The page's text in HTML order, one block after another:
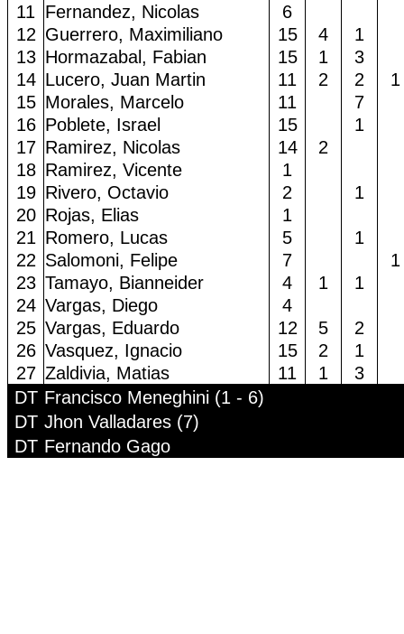
11 Fernandez, Nicolas
6
12 Guerrero, Maximiliano 15 4
1
13 Hormazabal, Fabian 15 1
3
14 Lucero, Juan Martin 11 2 2
1
15 Morales, Marcelo 11
7
16 Poblete, Israel 15
1
17 Ramirez, Nicolas 14
2
18 Ramirez, Vicente
1
19 Rivero, Octavio 2
1
20 Rojas, Elias
1
21 Romero, Lucas 5
1
22 Salomoni, Felipe 7
1
23 Tamayo, Bianneider 4 1
1
24 Vargas, Diego
4
25 Vargas, Eduardo 12 5
2
26 Vasquez, Ignacio 15 2
1
27 Zaldivia, Matias 11 1
3
DT Francisco Meneghini (1 - 6)
DT Jhon Valladares (7)
DT Fernando Gago